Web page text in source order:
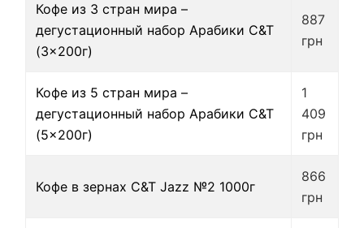
Кофе из 3 стран мира –
дегустационный набор Арабики C&T
(3×200г)
887
грн
Кофе из 5 стран мира –
дегустационный набор Арабики C&T
(5×200г)
1
409
грн
Кофе в зернах C&T Jazz №2 1000г
866
грн